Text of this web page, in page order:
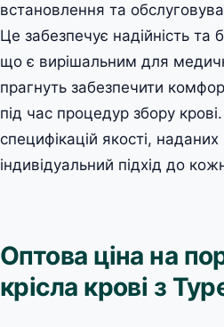
встановлення та
Це забезпечує надійність та
що є вирішальним для
прагнуть забезпечити
під час процедур збору
специфікацій якості,
індивідуальний підхід до
Оптова ціна на
крісла крові з